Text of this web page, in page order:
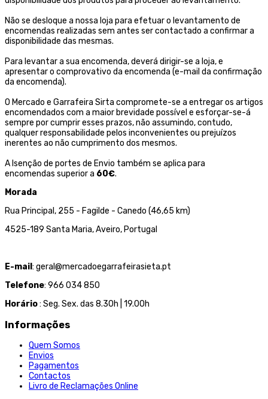
Não se desloque a nossa loja para efetuar o levantamento de
encomendas realizadas sem antes ser contactado a confirmar a
disponibilidade das mesmas.
Para levantar a sua encomenda, deverá dirigir-se a loja, e
apresentar o comprovativo da encomenda (e-mail da confirmação
da encomenda).
O Mercado e Garrafeira Sirta compromete-se a entregar os artigos
encomendados com a maior brevidade possível e esforçar-se-á
sempre por cumprir esses prazos, não assumindo, contudo,
qualquer responsabilidade pelos inconvenientes ou prejuízos
inerentes ao não cumprimento dos mesmos.
A Isenção de portes de Envio também se aplica para
encomendas superior a 60€.
Morada
Rua Principal, 255 - Fagilde - Canedo (46,65 km)
4525-189 Santa Maria, Aveiro, Portugal
E-mail: geral@mercadoegarrafeirasieta.pt
Telefone: 966 034 850
Horário: Seg. Sex. das 8.30h | 19.00h
Informações
Quem Somos
Envios
Pagamentos
Contactos
Livro de Reclamações Online